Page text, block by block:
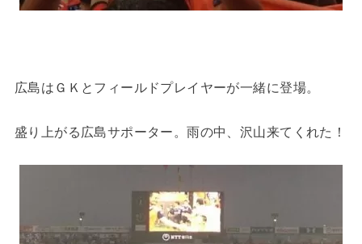
広島はＧＫとフィールドプレイヤーが一緒に登場。
盛り上がる広島サポーター。雨の中、沢山来てくれた！